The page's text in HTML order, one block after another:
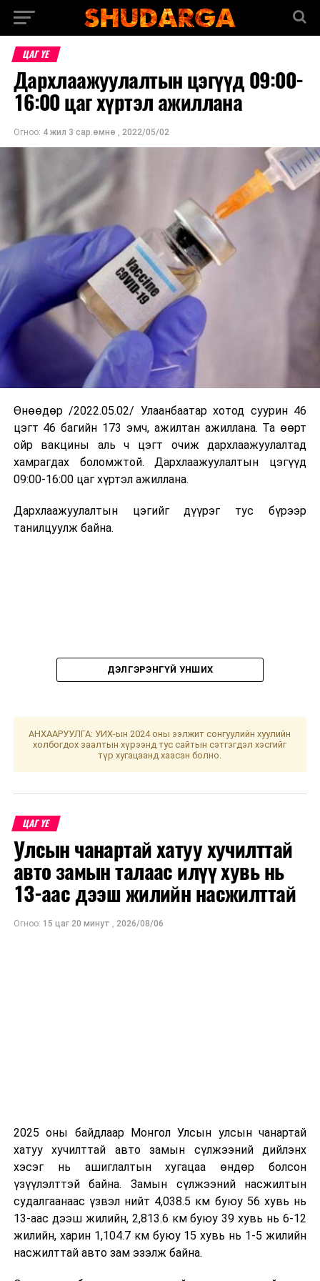
ЦАГ ҮЕ
Дархлаажуулалтын цэгүүд 09:00-
16:00 цаг хүртэл ажиллана
Огноо: 4 жил 3 сар.өмнө , 2022/05/02
Өнөөдөр /2022.05.02/ Улаанбаатар хотод суурин 46
цэгт 46 багийн 173 эмч, ажилтан ажиллана. Та өөрт
ойр вакцины аль ч цэгт очиж дархлаажуулалтад
хамрагдах боломжтой. Дархлаажуулалтын цэгүүд
09:00-16:00 цаг хүртэл ажиллана.
Дархлаажуулалтын цэгийг дүүрэг тус бүрээр
танилцуулж байна.
ДАРААХ МЭДЭЭ
Энэ долоо хоногт ажиллах шинжилгээний цэгүүд
ӨМНӨХ МЭДЭЭ
Л.Оюун-Эрдэнэ: Засгийн газар ирэх хоёр жилд аялал
жуулчлалын салбарыг онцгойлон дэмжинэ
ДЭЛГЭРЭНГҮЙ УНШИХ
АНХААРУУЛГА: УИХ-ын 2024 оны ээлжит сонгуулийн хуулийн
холбогдох заалтын хүрээнд тус сайтын сэтгэгдэл хэсгийг
түр хугацаанд хаасан болно.
ЦАГ ҮЕ
Улсын чанартай хатуу хучилттай
авто замын талаас илүү хувь нь
13-аас дээш жилийн насжилттай
Огноо: 15 цаг 20 минут , 2026/08/06
2025 оны байдлаар Монгол Улсын улсын чанартай
хатуу хучилттай авто замын сүлжээний дийлэнх
хэсэг нь ашиглалтын хугацаа өндөр болсон
үзүүлэлттэй байна. Замын сүлжээний насжилтын
судалгаанаас үзвэл нийт 4,038.5 км буюу 56 хувь нь
13-аас дээш жилийн, 2,813.6 км буюу 39 хувь нь 6-12
жилийн, харин 1,104.7 км буюу 15 хувь нь 1-5 жилийн
насжилттай авто зам эзэлж байна.